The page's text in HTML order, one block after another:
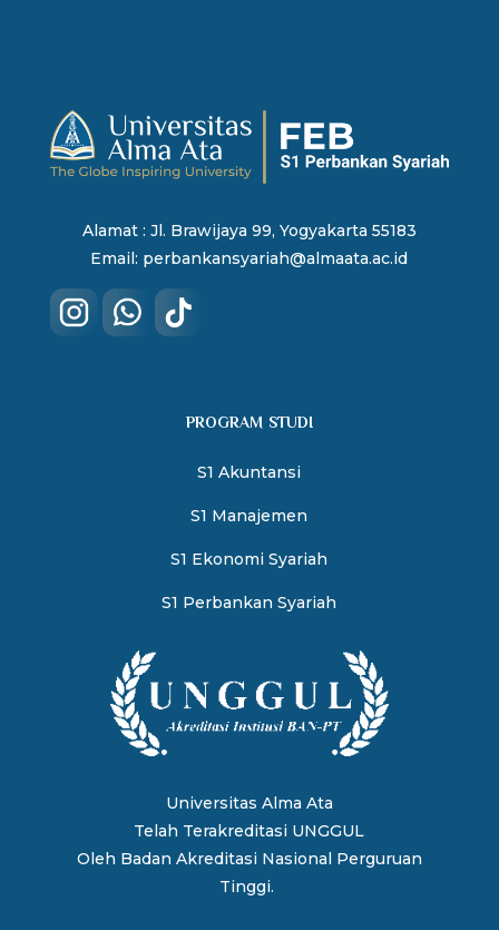
Alamat : Jl. Brawijaya 99, Yogyakarta 55183
Email: perbankansyariah@almaata.ac.id
PROGRAM STUDI
S1 Akuntansi
S1 Manajemen
S1 Ekonomi Syariah
S1 Perbankan Syariah
Universitas Alma Ata
Telah Terakreditasi UNGGUL
Oleh Badan Akreditasi Nasional Perguruan
Tinggi.